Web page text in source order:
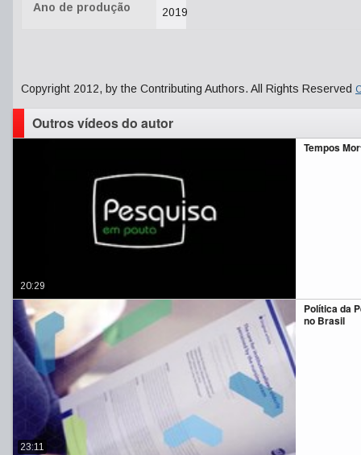
Ano de produção 2019
Copyright 2012, by the Contributing Authors. All Rights Reserved
Outros vídeos do autor
Tempos
20:29
Política da
no Brasil
23:11